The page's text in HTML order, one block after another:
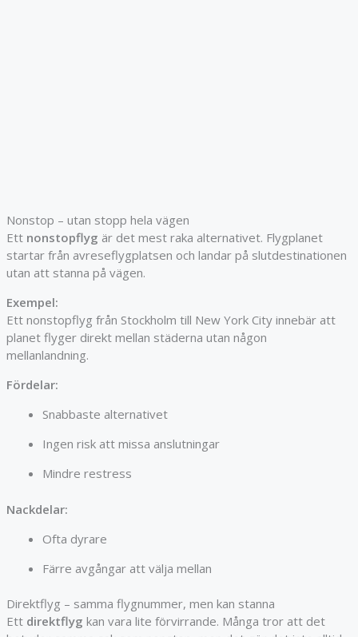
Nonstop – utan stopp hela vägen
Ett nonstopflyg är det mest raka alternativet. Flygplanet
startar från avreseflygplatsen och landar på slutdestinationen
utan att stanna på vägen.
Exempel:
Ett nonstopflyg från Stockholm till New York City innebär att
planet flyger direkt mellan städerna utan någon
mellanlandning.
Fördelar:
Snabbaste alternativet
Ingen risk att missa anslutningar
Mindre restress
Nackdelar:
Ofta dyrare
Färre avgångar att välja mellan
Direktflyg – samma flygnummer, men kan stanna
Ett direktflyg kan vara lite förvirrande. Många tror att det